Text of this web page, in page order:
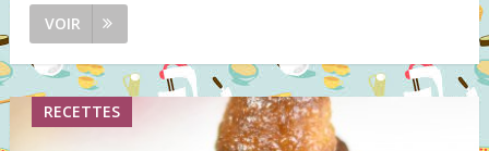
VOIR
RECETTES